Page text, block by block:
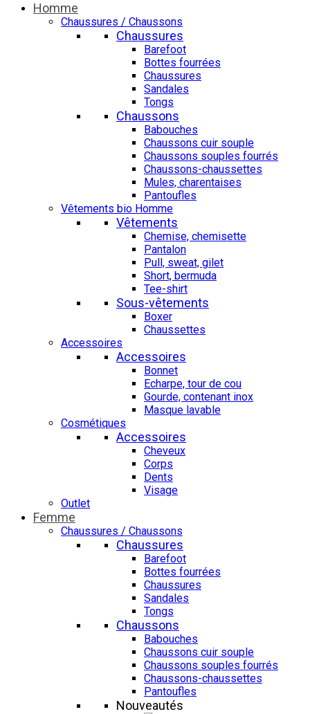
Homme
Chaussures / Chaussons
Chaussures
Barefoot
Bottes fourrées
Chaussures
Sandales
Tongs
Chaussons
Babouches
Chaussons cuir souple
Chaussons souples fourrés
Chaussons-chaussettes
Mules, charentaises
Pantoufles
Vêtements bio Homme
Vêtements
Chemise, chemisette
Pantalon
Pull, sweat, gilet
Short, bermuda
Tee-shirt
Sous-vêtements
Boxer
Chaussettes
Accessoires
Accessoires
Bonnet
Echarpe, tour de cou
Gourde, contenant inox
Masque lavable
Cosmétiques
Accessoires
Cheveux
Corps
Dents
Visage
Outlet
Femme
Chaussures / Chaussons
Chaussures
Barefoot
Bottes fourrées
Chaussures
Sandales
Tongs
Chaussons
Babouches
Chaussons cuir souple
Chaussons souples fourrés
Chaussons-chaussettes
Pantoufles
Nouveautés